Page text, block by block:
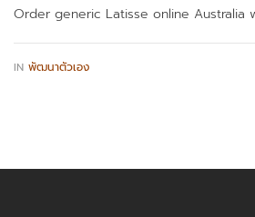
Order generic Latisse online Australia
IN พัฒนาตัวเอง